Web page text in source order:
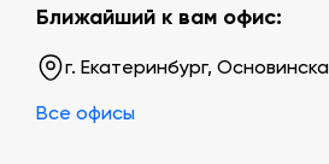
Ближайший к вам офис:
г. Екатеринбург,
Все офисы